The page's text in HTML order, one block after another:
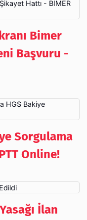
Bimer
Başvuru -
Sorgulama
Online!
İlan